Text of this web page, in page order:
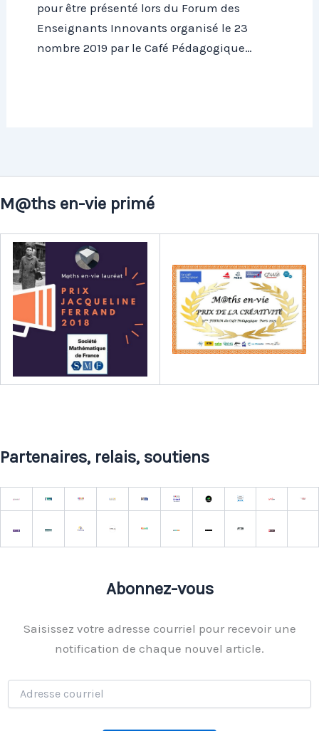
pour être présenté lors du Forum des
Enseignants Innovants organisé le 23
nombre 2019 par le Café Pédagogique…
M@ths en-vie primé
Partenaires, relais, soutiens
Abonnez-vous
Saisissez votre adresse courriel pour recevoir une
notification de chaque nouvel article.
Adresse
courriel